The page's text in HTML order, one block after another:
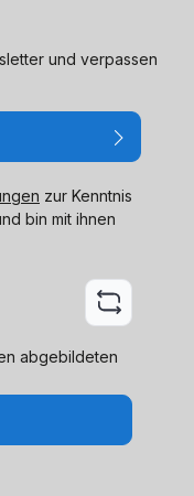
und verpassen
zur Kenntnis
bin mit ihnen
abgebildeten